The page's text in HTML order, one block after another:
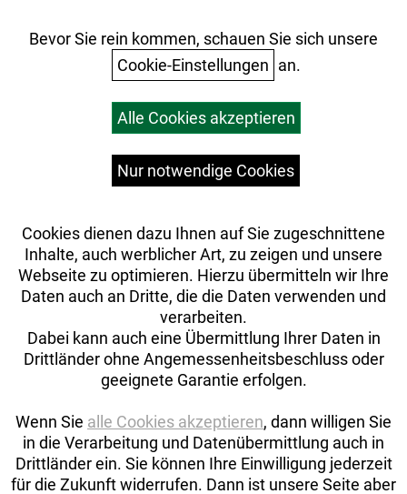
Ihr Einkauf
Versandkosten
Bevor Sie rein kommen, schauen Sie sich unsere
Cookie-Einstellungen an.
Alle Cookies akzeptieren
Nur notwendige Cookies
Cookies dienen dazu Ihnen auf Sie zugeschnittene
Inhalte, auch werblicher Art, zu zeigen und unsere
Webseite zu optimieren. Hierzu übermitteln wir Ihre
Daten auch an Dritte, die die Daten verwenden und
verarbeiten.
Dabei kann auch eine Übermittlung Ihrer Daten in
Drittländer ohne Angemessenheitsbeschluss oder
geeignete Garantie erfolgen.
Wenn Sie alle Cookies akzeptieren, dann willigen Sie
in die Verarbeitung und Datenübermittlung auch in
Drittländer ein. Sie können Ihre Einwilligung jederzeit
für die Zukunft widerrufen. Dann ist unsere Seite aber
Auftrag widerrufen